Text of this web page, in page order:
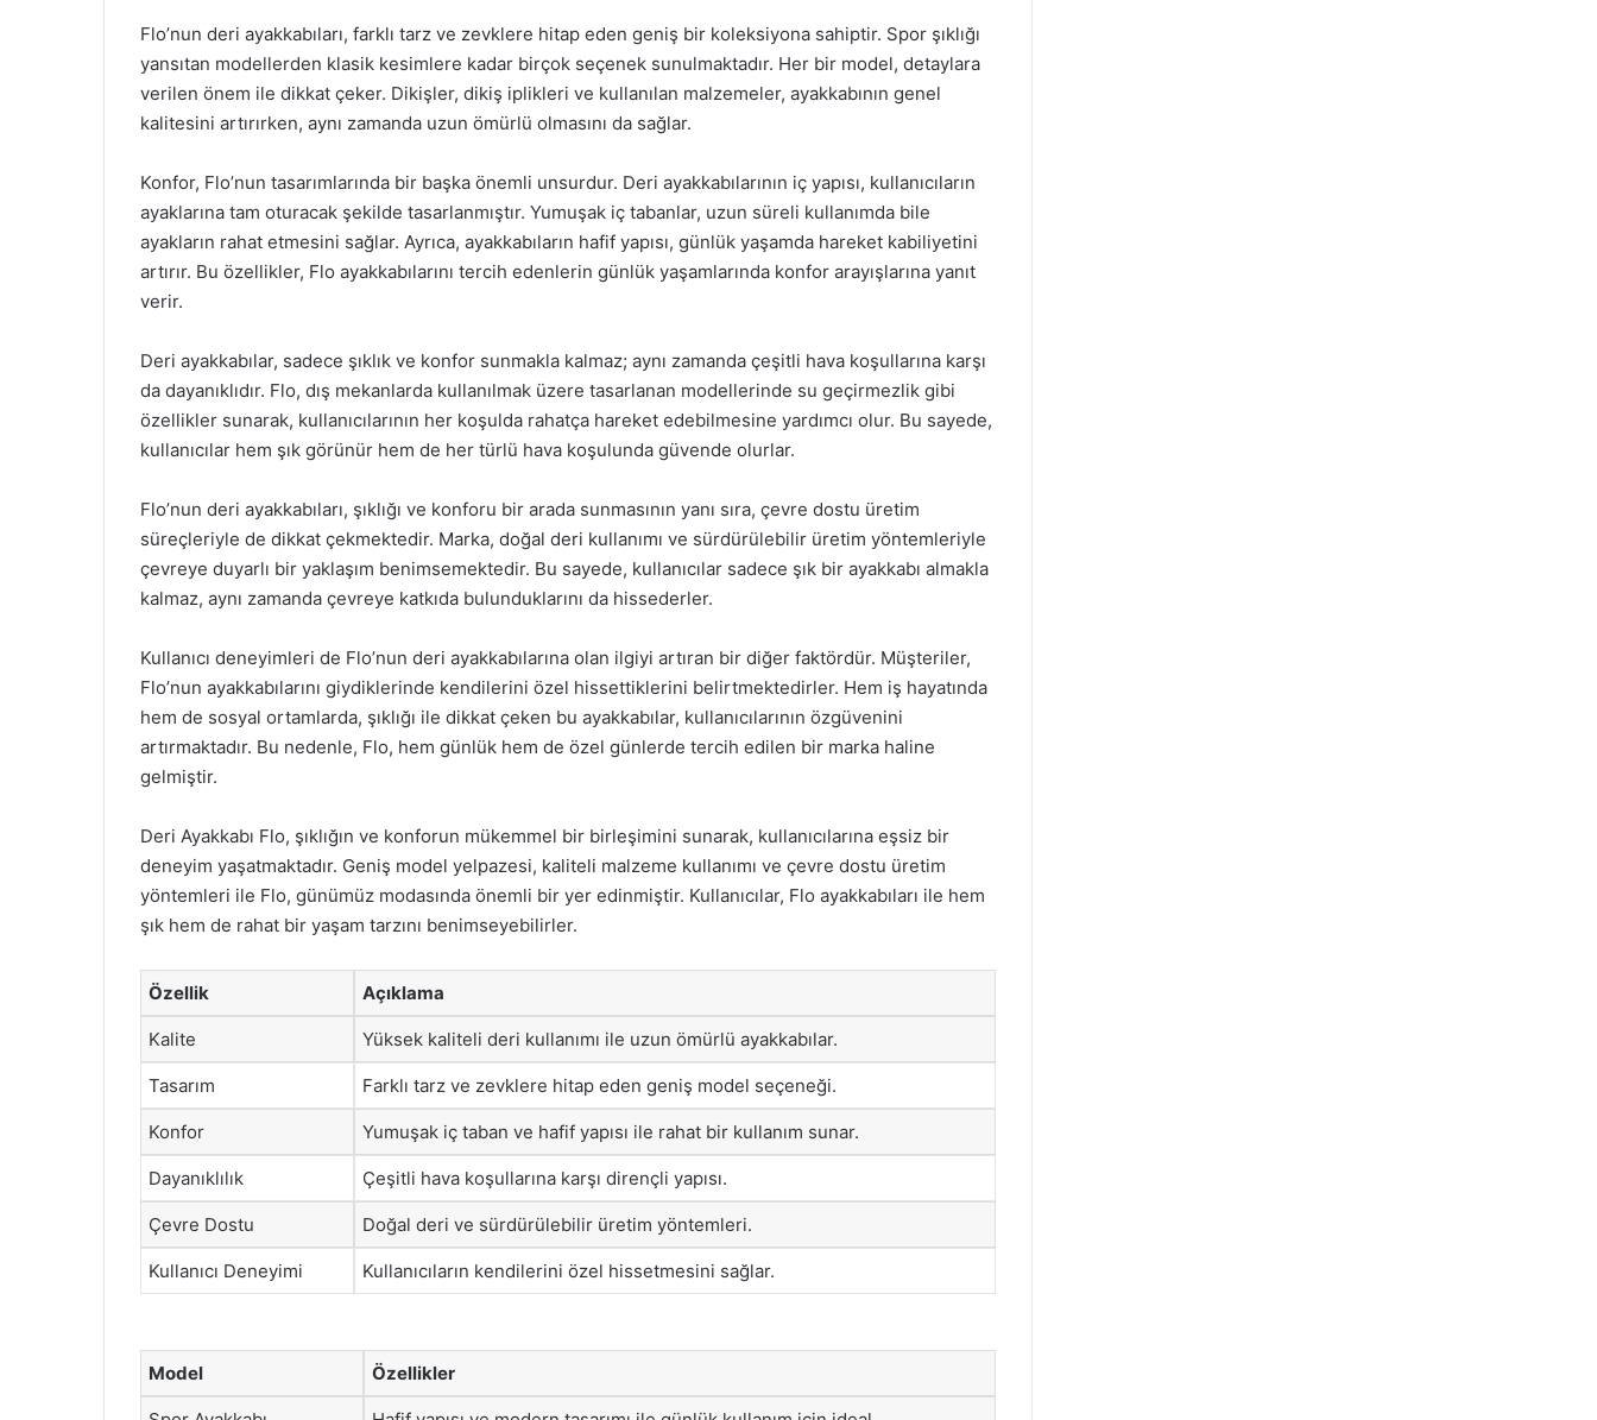
Flo’nun deri ayakkabıları, farklı tarz ve zevklere hitap eden geniş bir koleksiyona sahiptir. Spor şıklığı
yansıtan modellerden klasik kesimlere kadar birçok seçenek sunulmaktadır. Her bir model, detaylara
verilen önem ile dikkat çeker. Dikişler, dikiş iplikleri ve kullanılan malzemeler, ayakkabının genel
kalitesini artırırken, aynı zamanda uzun ömürlü olmasını da sağlar.
Konfor, Flo’nun tasarımlarında bir başka önemli unsurdur. Deri ayakkabılarının iç yapısı, kullanıcıların
ayaklarına tam oturacak şekilde tasarlanmıştır. Yumuşak iç tabanlar, uzun süreli kullanımda bile
ayakların rahat etmesini sağlar. Ayrıca, ayakkabıların hafif yapısı, günlük yaşamda hareket kabiliyetini
artırır. Bu özellikler, Flo ayakkabılarını tercih edenlerin günlük yaşamlarında konfor arayışlarına yanıt
verir.
Deri ayakkabılar, sadece şıklık ve konfor sunmakla kalmaz; aynı zamanda çeşitli hava koşullarına karşı
da dayanıklıdır. Flo, dış mekanlarda kullanılmak üzere tasarlanan modellerinde su geçirmezlik gibi
özellikler sunarak, kullanıcılarının her koşulda rahatça hareket edebilmesine yardımcı olur. Bu sayede,
kullanıcılar hem şık görünür hem de her türlü hava koşulunda güvende olurlar.
Flo’nun deri ayakkabıları, şıklığı ve konforu bir arada sunmasının yanı sıra, çevre dostu üretim
süreçleriyle de dikkat çekmektedir. Marka, doğal deri kullanımı ve sürdürülebilir üretim yöntemleriyle
çevreye duyarlı bir yaklaşım benimsemektedir. Bu sayede, kullanıcılar sadece şık bir ayakkabı almakla
kalmaz, aynı zamanda çevreye katkıda bulunduklarını da hissederler.
Kullanıcı deneyimleri de Flo’nun deri ayakkabılarına olan ilgiyi artıran bir diğer faktördür. Müşteriler,
Flo’nun ayakkabılarını giydiklerinde kendilerini özel hissettiklerini belirtmektedirler. Hem iş hayatında
hem de sosyal ortamlarda, şıklığı ile dikkat çeken bu ayakkabılar, kullanıcılarının özgüvenini
artırmaktadır. Bu nedenle, Flo, hem günlük hem de özel günlerde tercih edilen bir marka haline
gelmiştir.
Deri Ayakkabı Flo, şıklığın ve konforun mükemmel bir birleşimini sunarak, kullanıcılarına eşsiz bir
deneyim yaşatmaktadır. Geniş model yelpazesi, kaliteli malzeme kullanımı ve çevre dostu üretim
yöntemleri ile Flo, günümüz modasında önemli bir yer edinmiştir. Kullanıcılar, Flo ayakkabıları ile hem
şık hem de rahat bir yaşam tarzını benimseyebilirler.
Özellik Açıklama
Kalite Yüksek kaliteli deri kullanımı ile uzun ömürlü ayakkabılar.
Tasarım Farklı tarz ve zevklere hitap eden geniş model seçeneği.
Konfor Yumuşak iç taban ve hafif yapısı ile rahat bir kullanım sunar.
Dayanıklılık Çeşitli hava koşullarına karşı dirençli yapısı.
Çevre Dostu Doğal deri ve sürdürülebilir üretim yöntemleri.
Kullanıcı Deneyimi Kullanıcıların kendilerini özel hissetmesini sağlar.
Model Özellikler